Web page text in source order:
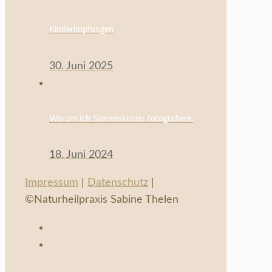
Kinderimpfungen
30. Juni 2025
Warum ich Sternenkinder fotografiere.
18. Juni 2024
Impressum Datenschutz
©Naturheilpraxis Sabine Thelen